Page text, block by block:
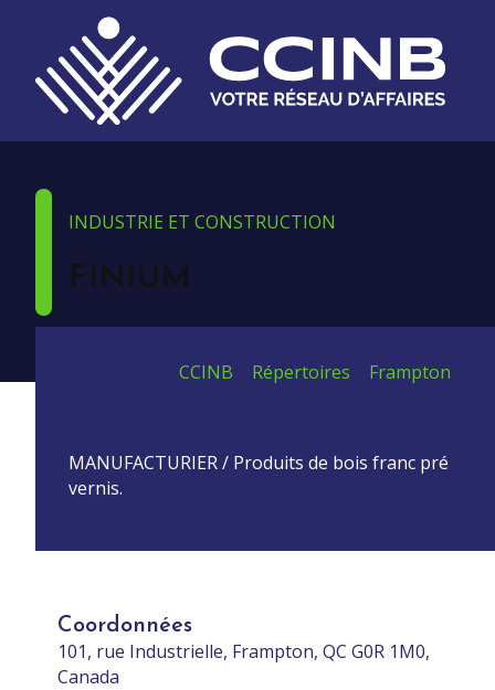
INDUSTRIE ET CONSTRUCTION
FINIUM
CCINB Répertoires
Frampton
MANUFACTURIER / Produits de bois franc pré
vernis.
Coordonnées
101, rue Industrielle, Frampton, QC G0R 1M0,
Canada